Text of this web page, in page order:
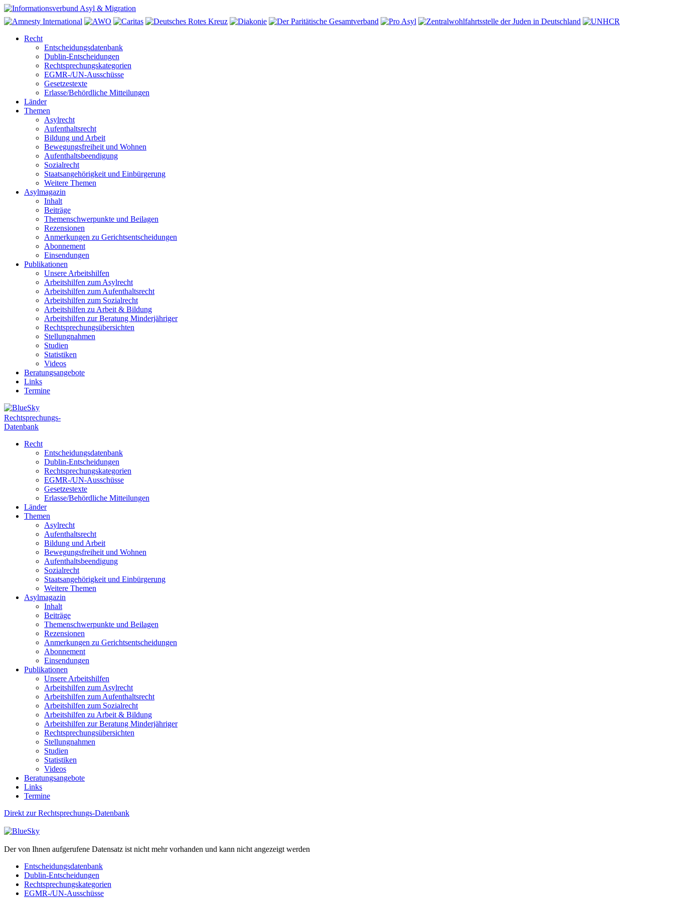
Recht
Entscheidungsdatenbank
Dublin-Entscheidungen
Rechtsprechungskategorien
EGMR-/UN-Ausschüsse
Gesetzestexte
Erlasse/Behördliche Mitteilungen
Länder
Themen
Asylrecht
Aufenthaltsrecht
Bildung und Arbeit
Bewegungsfreiheit und Wohnen
Aufenthaltsbeendigung
Sozialrecht
Staatsangehörigkeit und Einbürgerung
Weitere Themen
Asylmagazin
Inhalt
Beiträge
Themenschwerpunkte und Beilagen
Rezensionen
Anmerkungen zu Gerichtsentscheidungen
Abonnement
Einsendungen
Publikationen
Unsere Arbeitshilfen
Arbeitshilfen zum Asylrecht
Arbeitshilfen zum Aufenthaltsrecht
Arbeitshilfen zum Sozialrecht
Arbeitshilfen zu Arbeit & Bildung
Arbeitshilfen zur Beratung Minderjähriger
Rechtsprechungsübersichten
Stellungnahmen
Studien
Statistiken
Videos
Beratungsangebote
Links
Termine
Rechtsprechungs-
Datenbank
Recht
Entscheidungsdatenbank
Dublin-Entscheidungen
Rechtsprechungskategorien
EGMR-/UN-Ausschüsse
Gesetzestexte
Erlasse/Behördliche Mitteilungen
Länder
Themen
Asylrecht
Aufenthaltsrecht
Bildung und Arbeit
Bewegungsfreiheit und Wohnen
Aufenthaltsbeendigung
Sozialrecht
Staatsangehörigkeit und Einbürgerung
Weitere Themen
Asylmagazin
Inhalt
Beiträge
Themenschwerpunkte und Beilagen
Rezensionen
Anmerkungen zu Gerichtsentscheidungen
Abonnement
Einsendungen
Publikationen
Unsere Arbeitshilfen
Arbeitshilfen zum Asylrecht
Arbeitshilfen zum Aufenthaltsrecht
Arbeitshilfen zum Sozialrecht
Arbeitshilfen zu Arbeit & Bildung
Arbeitshilfen zur Beratung Minderjähriger
Rechtsprechungsübersichten
Stellungnahmen
Studien
Statistiken
Videos
Beratungsangebote
Links
Termine
Direkt zur Rechtsprechungs-Datenbank
Der von Ihnen aufgerufene Datensatz ist nicht mehr vorhanden und kann nicht angezeigt werden
Entscheidungsdatenbank
Dublin-Entscheidungen
Rechtsprechungskategorien
EGMR-/UN-Ausschüsse